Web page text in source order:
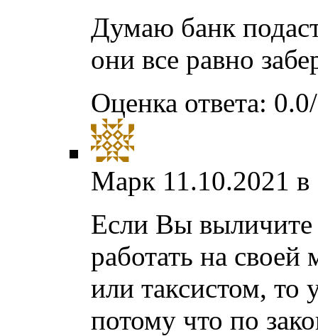
Думаю банк
они все равно
Оценка ответа: 0.0/
Марк 11.10.2021
Если Вы выличите
работать на
или таксистом,
потому что по